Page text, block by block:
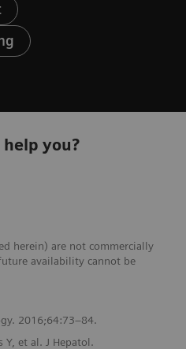
you?
herein) are not commercially
availability cannot be
2016;64:73–84.
Y, et al. J Hepatol.